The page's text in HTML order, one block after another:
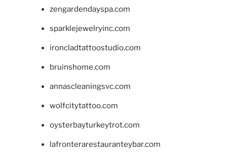
zengardendayspa.com
sparklejewelryinc.com
ironcladtattoostudio.com
bruinshome.com
annascleaningsvc.com
wolfcitytattoo.com
oysterbayturkeytrot.com
lafronterarestauranteybar.com